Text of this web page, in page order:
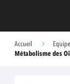
Accueil
Métabolisme des